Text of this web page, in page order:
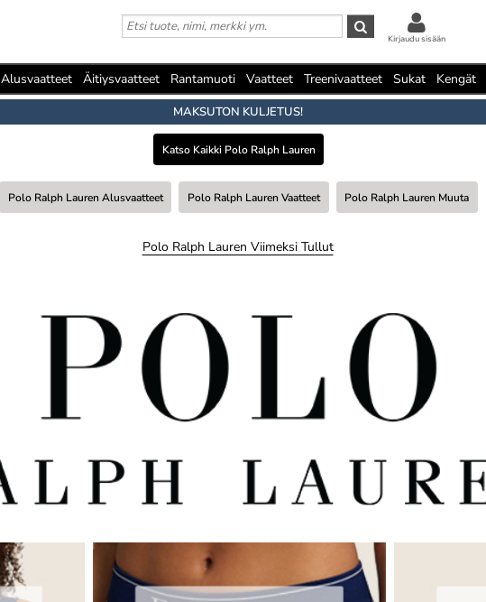
Kirjaudu sisään
Alusvaatteet Äitiysvaatteet Rantamuoti Vaatteet Treenivaatteet Sukat Kengät
MAKSUTON KULJETUS!
Katso Kaikki Polo Ralph Lauren
Polo Ralph Lauren Alusvaatteet Polo Ralph Lauren Vaatteet Polo Ralph Lauren Muuta
Polo Ralph Lauren Viimeksi Tullut